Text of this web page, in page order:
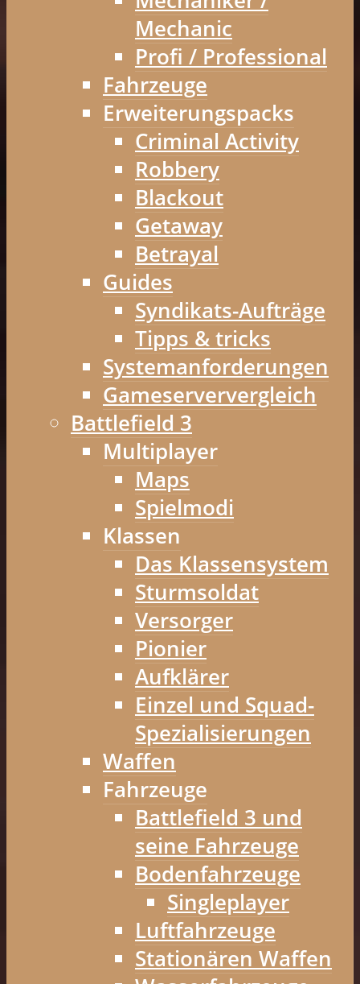
Mechanic
Profi / Professional
Fahrzeuge
Erweiterungspacks
Criminal Activity
Robbery
Blackout
Getaway
Betrayal
Guides
Syndikats-Aufträge
Tipps & tricks
Systemanforderungen
Gameserververgleich
Battlefield 3
Multiplayer
Maps
Spielmodi
Klassen
Das Klassensystem
Sturmsoldat
Versorger
Pionier
Aufklärer
Einzel und Squad-
Spezialisierungen
Waffen
Fahrzeuge
Battlefield 3 und
seine Fahrzeuge
Bodenfahrzeuge
Singleplayer
Luftfahrzeuge
Stationären Waffen